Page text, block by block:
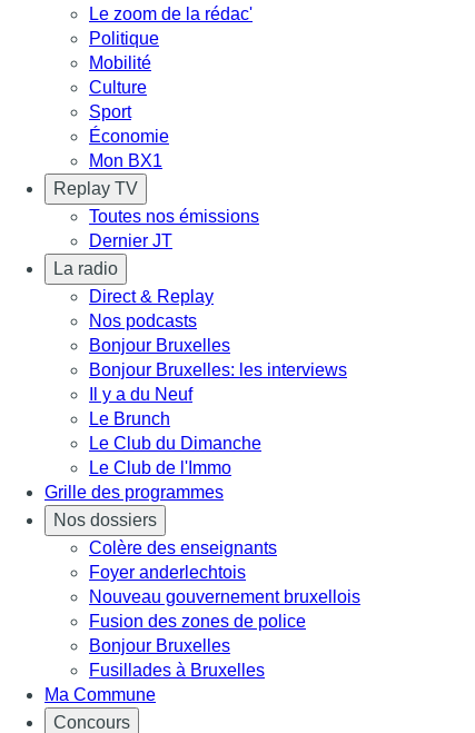
Le zoom de la rédac'
Politique
Mobilité
Culture
Sport
Économie
Mon BX1
Replay TV
Toutes nos émissions
Dernier JT
La radio
Direct & Replay
Nos podcasts
Bonjour Bruxelles
Bonjour Bruxelles: les interviews
Il y a du Neuf
Le Brunch
Le Club du Dimanche
Le Club de l'Immo
Grille des programmes
Nos dossiers
Colère des enseignants
Foyer anderlechtois
Nouveau gouvernement bruxellois
Fusion des zones de police
Bonjour Bruxelles
Fusillades à Bruxelles
Ma Commune
Concours